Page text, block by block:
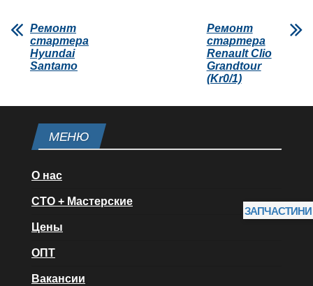
Ремонт
стартера
Hyundai
Santamo
Ремонт
стартера
Renault Clio
Grandtour
(Kr0/1)
МЕНЮ
О нас
СТО + Мастерские
Цены
ОПТ
Вакансии
ЗАПЧАСТИНИ